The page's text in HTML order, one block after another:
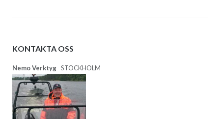
KONTAKTA OSS
Nemo Verktyg STOCKHOLM